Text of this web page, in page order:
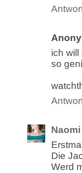
ich will
so
Naomi
Die
Werd